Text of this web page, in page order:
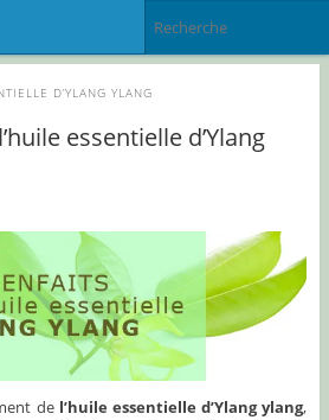
D’YLANG YLANG
essentielle d’Ylang
de l’huile essentielle d’Ylang ylang,